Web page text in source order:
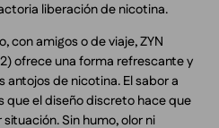
liberación de nicotina.
con amigos o de viaje, ZYN
ofrece una forma refrescante y
de nicotina. El sabor a
que el diseño discreto hace que
Sin humo, olor ni